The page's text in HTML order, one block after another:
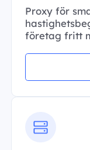
Proxy för
företag fritt